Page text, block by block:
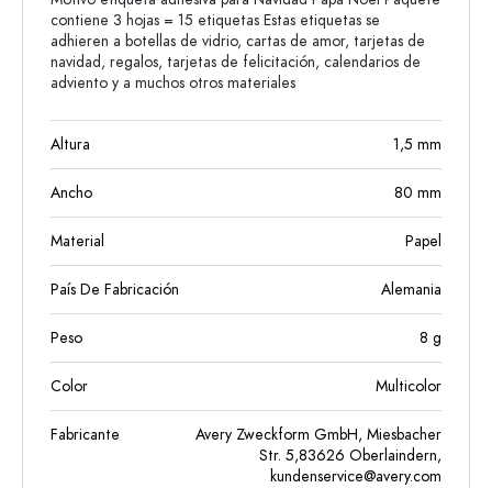
contiene 3 hojas = 15 etiquetas Estas etiquetas se
adhieren a botellas de vidrio, cartas de amor, tarjetas de
navidad, regalos, tarjetas de felicitación, calendarios de
adviento y a muchos otros materiales
Altura 1,5 mm
Ancho 80 mm
Material Papel
País De Fabricación Alemania
Peso 8 g
Color Multicolor
Fabricante
Avery Zweckform GmbH, Miesbacher
Str. 5,83626 Oberlaindern,
kundenservice@avery.com